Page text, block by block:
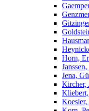
Horn,
Jena,
Kircher,
Koesler,